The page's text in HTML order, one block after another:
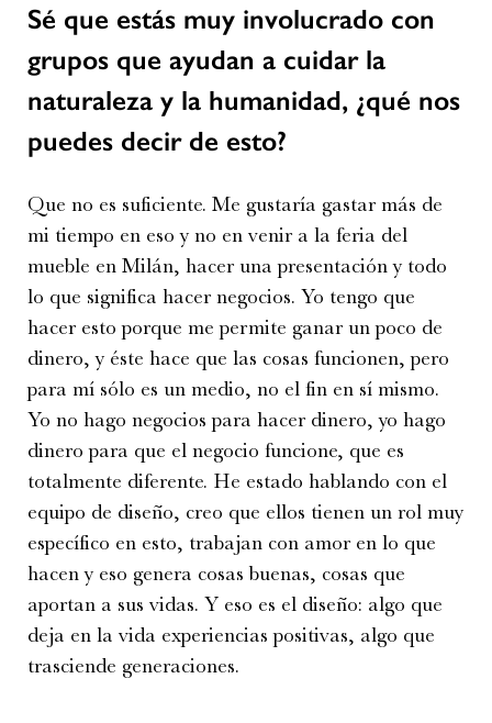
Sé que estás muy involucrado con
grupos que ayudan a cuidar la
naturaleza y la humanidad, ¿qué nos
puedes decir de esto?
Que no es suficiente. Me gustaría gastar más de
mi tiempo en eso y no en venir a la feria del
mueble en Milán, hacer una presentación y todo
lo que significa hacer negocios. Yo tengo que
hacer esto porque me permite ganar un poco de
dinero, y éste hace que las cosas funcionen, pero
para mí sólo es un medio, no el fin en sí mismo.
Yo no hago negocios para hacer dinero, yo hago
dinero para que el negocio funcione, que es
totalmente diferente. He estado hablando con el
equipo de diseño, creo que ellos tienen un rol muy
específico en esto, trabajan con amor en lo que
hacen y eso genera cosas buenas, cosas que
aportan a sus vidas. Y eso es el diseño: algo que
deja en la vida experiencias positivas, algo que
trasciende generaciones.